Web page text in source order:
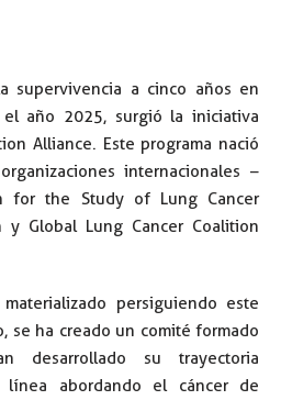
supervivencia a cinco años en
año 2025, surgió la iniciativa
Alliance. Este programa nació
internacionales –
for the Study of Lung Cancer
y Global Lung Cancer Coalition
persiguiendo este
se ha creado un comité formado
desarrollado su trayectoria
línea abordando el cáncer de